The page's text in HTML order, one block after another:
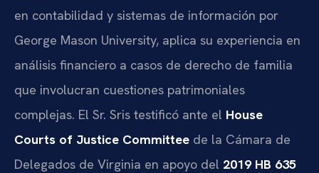
en contabilidad y sistemas de información por
George Mason University, aplica su experiencia en
análisis financiero a casos de derecho de familia
que involucran cuestiones patrimoniales
complejas. El Sr. Sris testificó ante el House
Courts of Justice Committee de la Cámara de
Delegados de Virginia en apoyo del 2019 HB 635